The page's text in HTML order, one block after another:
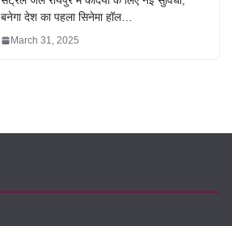
बनेगा देश का पहला सिनेमा हॉल…
March 31, 2025